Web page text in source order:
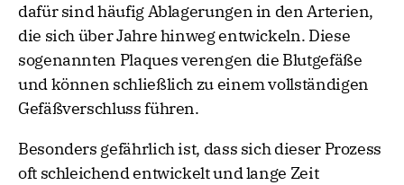
dafür sind häufig Ablagerungen in den Arterien,
die sich über Jahre hinweg entwickeln. Diese
sogenannten Plaques verengen die Blutgefäße
und können schließlich zu einem vollständigen
Gefäßverschluss führen.
Besonders gefährlich ist, dass sich dieser Prozess
oft schleichend entwickelt und lange Zeit